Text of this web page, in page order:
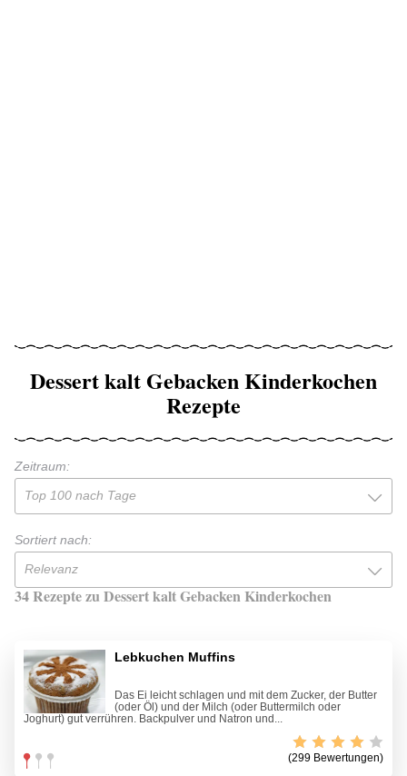
Dessert kalt Gebacken Kinderkochen
Rezepte
Zeitraum:
Top 100 nach Tage
Sortiert nach:
Relevanz
34 Rezepte zu Dessert kalt Gebacken Kinderkochen
Lebkuchen Muffins
Das Ei leicht schlagen und mit dem Zucker, der Butter
(oder Öl) und der Milch (oder Buttermilch oder
Joghurt) gut verrühren. Backpulver und Natron und...
(299 Bewertungen)